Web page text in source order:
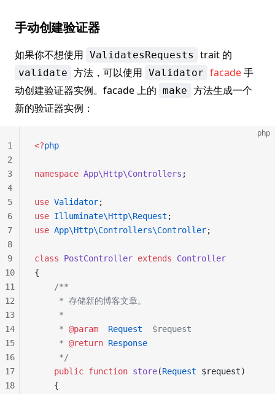
手动创建验证器
如果你不想使用 ValidatesRequests trait 的
validate 方法，可以使用 Validator facade手
动创建验证器实例。facade 上的 make 方法生成一个
新的验证器实例：
php
<?php
namespace App\Http\Controllers ;
use Validator;
use Illuminate\Http\Request ;
use App\Http\Controllers\Controller;
class PostController extends Controller
{
    /**
     * 存储新的博客文章。
     *
     *
@param
  Request
  $request
     *
@return Response
     */
    public
function store(Request $request)
    {
1
2
3
4
5
6
7
8
9
10
11
12
13
14
15
16
17
18